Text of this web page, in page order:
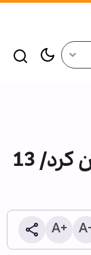
آمریکا وزیرستان را بمباران کرد/ 13